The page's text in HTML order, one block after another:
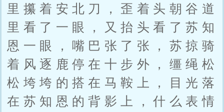
里攥着安北刀，歪着头朝谷道
里看了一眼，又抬头看了苏知
恩一眼，嘴巴张了张，苏掠骑
着风逐鹿停在十步外，缰绳松
松垮垮的搭在马鞍上，目光落
在苏知恩的背影上，什么表情